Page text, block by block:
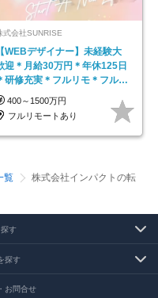
式会社SUNRISE
【WEBデザイナー】未経験大
迎＊月給30万円＊年休125日
研修充実＊フルリモ＊フルフ
ックス＊
400～1500万円
フルリモートあり
覧
株式会社インパクトの転
す
探す
お問合せ